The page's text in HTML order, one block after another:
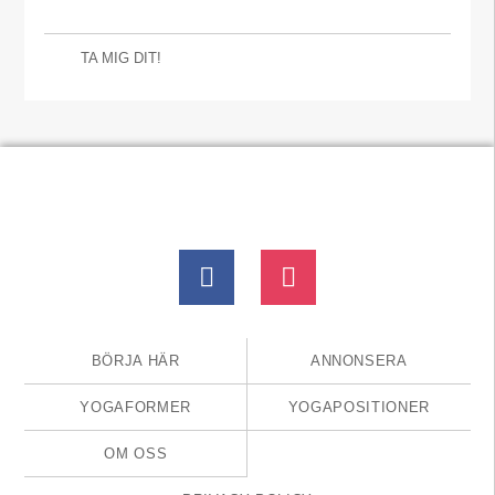
TA MIG DIT!
BÖRJA HÄR ANNONSERA
YOGAFORMER YOGAPOSITIONER
OM OSS